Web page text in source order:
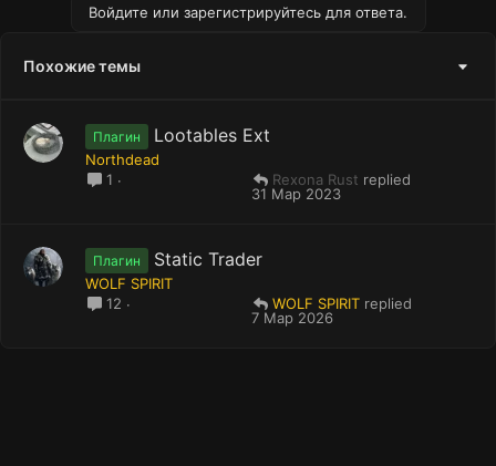
Войдите или зарегистрируйтесь для ответа.
Похожие темы
Плагин Lootables Ext
Northdead
1
31 Мар 2023
Rexona Rust
Плагин Static Trader
WOLF SPIRIT
12
7 Мар 2026
WOLF SPIRIT